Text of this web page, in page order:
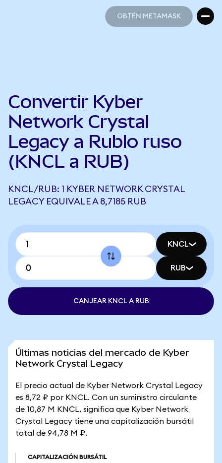
OBTÉN METAMASK
Convertir Kyber
Network Crystal
Legacy a Rublo ruso
(KNCL a RUB)
KNCL/RUB: 1 KYBER NETWORK CRYSTAL
LEGACY EQUIVALE A 8,7185 RUB
KNCL
RUB
CANJEAR KNCL A RUB
Últimas noticias del mercado de Kyber
Network Crystal Legacy
El precio actual de Kyber Network Crystal Legacy
es 8,72 ₽ por KNCL. Con un suministro circulante
de 10,87 M KNCL, significa que Kyber Network
Crystal Legacy tiene una capitalización bursátil
total de 94,78 M ₽.
CAPITALIZACIÓN BURSÁTIL